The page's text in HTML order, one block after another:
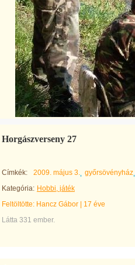
Horgászverseny 27
Címkék: 2009. május 3. győrsövényház
Kategória: Hobbi, játék
Feltöltötte: Hancz Gábor
17 éve
Látta 331 ember.